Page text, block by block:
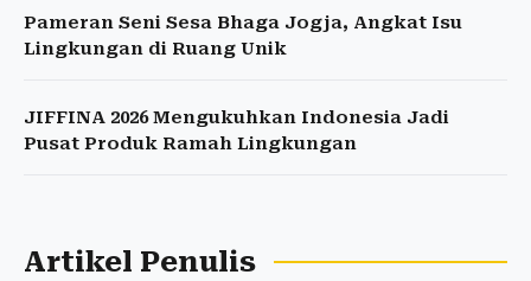
Pameran Seni Sesa Bhaga Jogja, Angkat Isu
Lingkungan di Ruang Unik
JIFFINA 2026 Mengukuhkan Indonesia Jadi
Pusat Produk Ramah Lingkungan
Artikel Penulis